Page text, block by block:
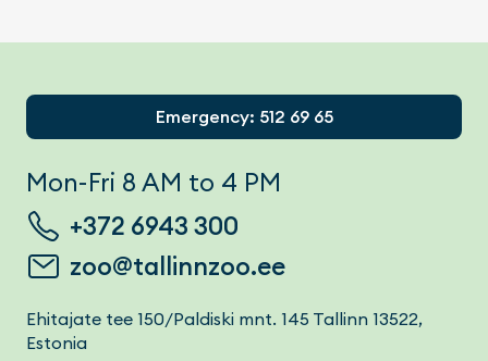
Emergency: 512 69 65
Mon-Fri 8 AM to 4 PM
+372 6943 300
zoo@tallinnzoo.ee
Ehitajate tee 150/Paldiski mnt. 145 Tallinn 13522,
Estonia